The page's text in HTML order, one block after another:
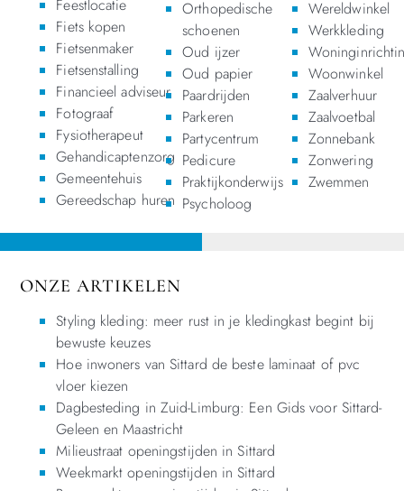
Feestlocatie
Fiets kopen
Fietsenmaker
Fietsenstalling
Financieel adviseur
Fotograaf
Fysiotherapeut
Gehandicaptenzorg
Gemeentehuis
Gereedschap huren
Orthopedische
schoenen
Oud ijzer
Oud papier
Paardrijden
Parkeren
Partycentrum
Pedicure
Praktijkonderwijs
Psycholoog
Wereldwinkel
Werkkleding
Woonwinkel
Zaalverhuur
Zaalvoetbal
Zonnebank
Zonwering
Zwemmen
ONZE ARTIKELEN
Styling kleding: meer rust in je kledingkast begint bij
bewuste keuzes
Hoe inwoners van Sittard de beste laminaat of pvc
vloer kiezen
Dagbesteding in Zuid-Limburg: Een Gids voor Sittard-
Geleen en Maastricht
Milieustraat openingstijden in Sittard
Weekmarkt openingstijden in Sittard